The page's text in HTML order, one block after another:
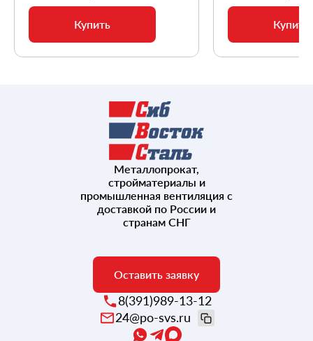
Купить Купить
Металлопрокат,
стройматериалы и
промышленная вентиляция с
доставкой по России и
странам СНГ
Оставить заявку
8(391)989-13-12
24@po-svs.ru